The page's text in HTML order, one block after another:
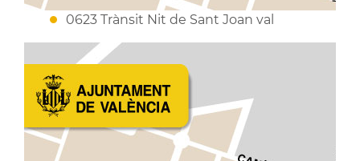
0623 Trànsit Nit de Sant Joan val